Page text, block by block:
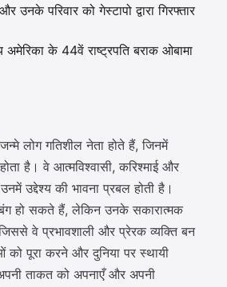
परिवार को गेस्टापो द्वारा गिरफ्तार
के 44वें राष्ट्रपति बराक ओबामा
लोग गतिशील नेता होते हैं, जिनमें
है। वे आत्मविश्वासी, करिश्माई और
उद्देश्य की भावना प्रबल होती है।
हो सकते हैं, लेकिन उनके सकारात्मक
वे प्रभावशाली और प्रेरक व्यक्ति बन
को पूरा करने और दुनिया पर स्थायी
ताकत को अपनाएँ और अपनी